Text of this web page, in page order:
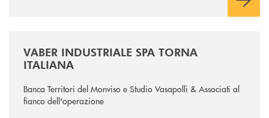
VABER INDUSTRIALE SPA TORNA
ITALIANA
Banca Territori del Monviso e Studio Vasapolli & Associati al
fianco dell'operazione